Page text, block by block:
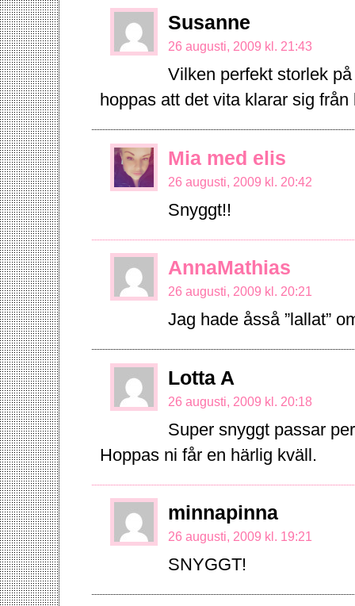
Susanne
26 augusti, 2009 kl. 21:43
Vilken perfekt storlek
hoppas att det vita klarar sig
Mia med elis
26 augusti, 2009 kl. 20:42
Snyggt!!
AnnaMathias
26 augusti, 2009 kl. 20:21
Jag hade åsså ”lallat”
Lotta A
26 augusti, 2009 kl. 20:18
Super snyggt passar
Hoppas ni får en härlig kväll.
minnapinna
26 augusti, 2009 kl. 19:21
SNYGGT!